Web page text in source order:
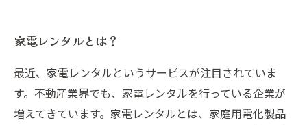
となる！
家電レンタルとは？
最近、家電レンタルというサービスが注目されていま
す。不動産業界でも、家電レンタルを行っている企業が
増えてきています。家電レンタルとは、家庭用電化製品